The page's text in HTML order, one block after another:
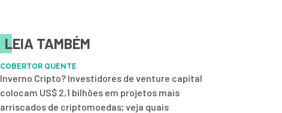
LEIA TAMBÉM
COBERTOR QUENTE
Inverno Cripto? Investidores de venture capital
colocam US$ 2,1 bilhões em projetos mais
arriscados de criptomoedas; veja quais